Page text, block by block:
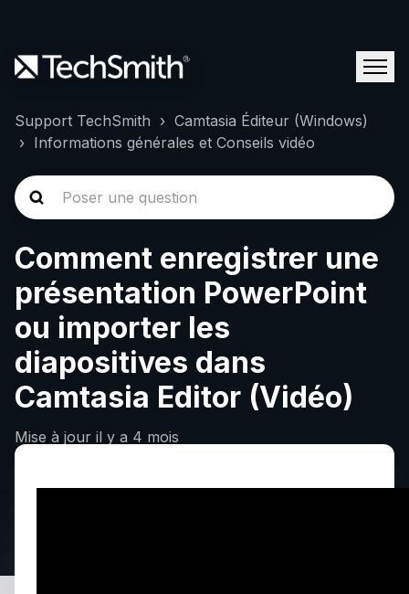
Support TechSmith
Camtasia Éditeur (Windows)
Informations générales et Conseils vidéo
Comment enregistrer une
présentation PowerPoint
ou importer les
diapositives dans
Camtasia Editor (Vidéo)
Mise à jour il y a 4 mois